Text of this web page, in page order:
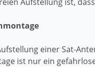
einer Sat-
ist nur ein